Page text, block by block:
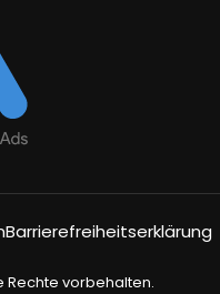
Rechte vorbehalten.
Barrierefreiheitserklärung